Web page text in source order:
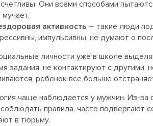
Они всеми способами
мучает.
активность – такие люди
импульсивны, не думают о
личности уже в школе
задания, не контактируют с
ребенок все больше
чаще наблюдается у мужчин. Из-
правила, часто подвергают
в тюрьму.